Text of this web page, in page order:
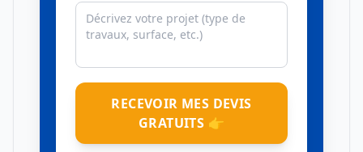
RECEVOIR MES DEVIS
GRATUITS 👉